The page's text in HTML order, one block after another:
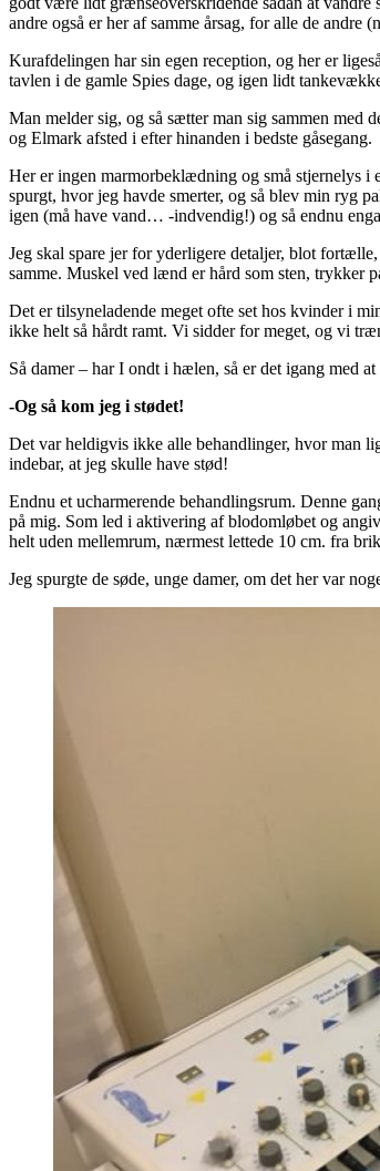
andre også er her af samme årsag, for alle de andre
Kurafdelingen har sin egen reception, og her er
tavlen i de gamle Spies dage, og igen lidt
Man melder sig, og så sætter man sig sammen med
og Elmark afsted i efter hinanden i bedste gåsegang.
Her er ingen marmorbeklædning og små stjernelys i
spurgt, hvor jeg havde smerter, og så blev min ryg
igen (må have vand… -indvendig!) og så endnu
Jeg skal spare jer for yderligere detaljer, blot
samme. Muskel ved lænd er hård som sten, trykker
Det er tilsyneladende meget ofte set hos kvinder i
ikke helt så hårdt ramt. Vi sidder for meget, og vi
Så damer – har I ondt i hælen, så er det igang med
-Og så kom jeg i stødet!
Det var heldigvis ikke alle behandlinger, hvor man
indebar, at jeg skulle have stød!
Endnu et ucharmerende behandlingsrum. Denne
på mig. Som led i aktivering af blodomløbet og
helt uden mellemrum, nærmest lettede 10 cm. fra
Jeg spurgte de søde, unge damer, om det her var